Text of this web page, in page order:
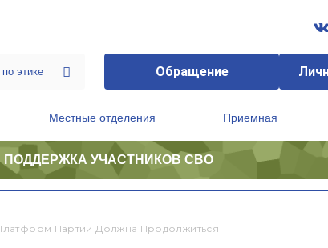
Обращение
Местные отделения Приемная
ПОДДЕРЖКА УЧАСТНИКОВ СВО
Партии Должна Продолжиться